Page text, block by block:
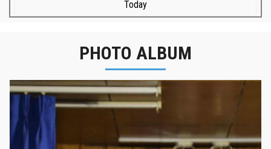
Today
PHOTO ALBUM